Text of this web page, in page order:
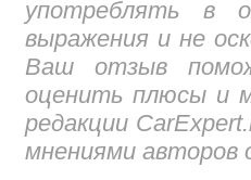
употреблять в
выражения и не
Ваш отзыв
оценить плюсы и
редакции
мнениями авторов